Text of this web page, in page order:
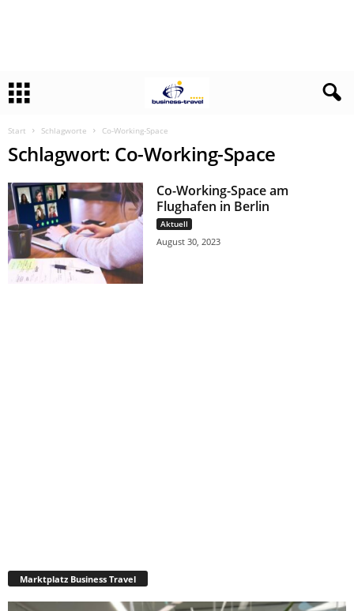
Start Schlagworte Co-Working-Space
Schlagwort: Co-Working-Space
Co-Working-Space am
Flughafen in Berlin
Aktuell
August 30, 2023
Marktplatz Business Travel